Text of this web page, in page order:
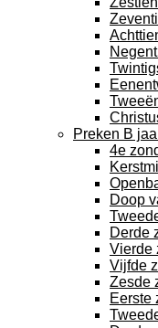
Preken B
4e
Doop
Derde
Vierde
Vijfde
Zesde
Eerste